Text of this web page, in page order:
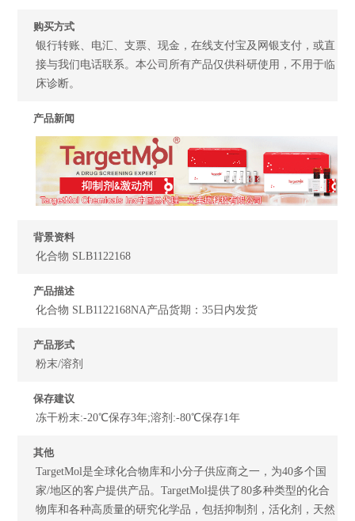
购买方式
银行转账、电汇、支票、现金，在线支付宝及网银支付，或直
接与我们电话联系。本公司所有产品仅供科研使用，不用于临
床诊断。
产品新闻
背景资料
化合物 SLB1122168
产品描述
化合物 SLB1122168NA产品货期：35日内发货
产品形式
粉末/溶剂
保存建议
冻干粉末:-20℃保存3年;溶剂:-80℃保存1年
其他
TargetMol是全球化合物库和小分子供应商之一，为40多个国
家/地区的客户提供产品。TargetMol提供了80多种类型的化合
物库和各种高质量的研究化学品，包括抑制剂，活化剂，天然